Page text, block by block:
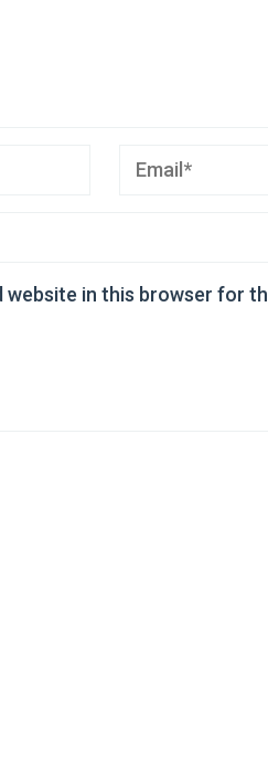
website in this browser for